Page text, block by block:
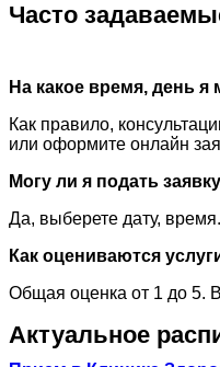
Часто
На какое время, день я
Как правило,
или оформите онлайн
Могу ли я подать
Да, выберете дату, время.
Как оцениваются
Общая оценка от 1 до 5.
Актуальное